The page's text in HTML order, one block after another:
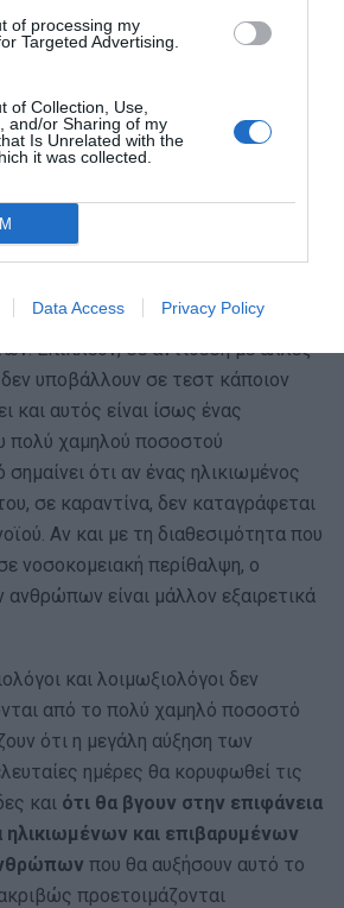
of processing my
Targeted Advertising.
of Collection, Use,
and/or Sharing of my
Is Unrelated with the
it was collected.
Data Access Privacy Policy
είναι πιο εφικτή η ιχνηλάτηση
την άλλη βέβαια, η υποβολή σε
ότι ως επιβεβαιωμένα
πάρα πολλοί που δεν είναι
με υποκείμενα
μεγάλο βαθμό ένα νεότερο, πιο
έως σήμερα στον ιό είναι ηλικίας
Επιπλέον, σε αντίθεση με άλλες
υποβάλλουν σε τεστ κάποιον
και αυτός είναι ίσως ένας
πολύ χαμηλού ποσοστού
ότι αν ένας ηλικιωμένος
σε καραντίνα, δεν καταγράφεται
Αν και με τη διαθεσιμότητα που
νοσοκομειακή περίθαλψη, ο
είναι μάλλον εξαιρετικά
και λοιμωξιολόγοι δεν
από το πολύ χαμηλό ποσοστό
ότι η μεγάλη αύξηση των
ημέρες θα κορυφωθεί τις
και ότι θα βγουν στην επιφάνεια
και επιβαρυμένων
που θα αυξήσουν αυτό το
προετοιμάζονται